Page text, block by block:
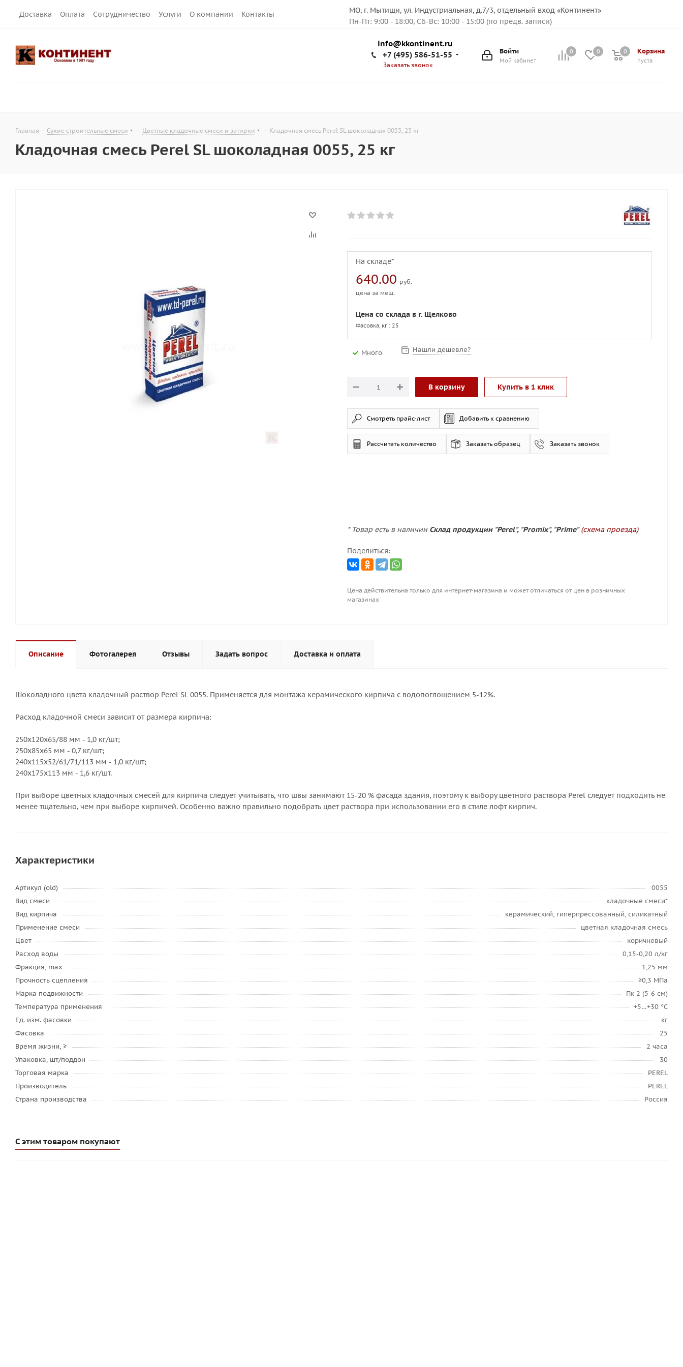
Доставка Оплата Сотрудничество Услуги О компании Контакты
МО, г. Мытищи, ул. Индустриальная, д.7/3, отдельный вход «Континент»
Пн-Пт: 9:00 - 18:00, Сб-Вс: 10:00 - 15:00 (по предв. записи)
0 0 Корзина
пуста
0
Войти
Мой кабинет
info@kkontinent.ru
+7 (495) 586-51-55
Заказать звонок
Главная - Сухие строительные смеси - Цветные кладочные смеси и затирки - Кладочная смесь Perel SL шоколадная 0055, 25 кг
Кладочная смесь Perel SL шоколадная 0055, 25 кг
На складе*
640.00 руб.
цена за меш.
Цена со склада в г. Щелково
Фасовка, кг : 25
Много Нашли дешевле?
В корзину Купить в 1 клик
Смотреть прайс-лист Добавить к сравнению
Рассчитать количество Заказать образец Заказать звонок
* Товар есть в наличии Склад продукции "Perel", "Promix", "Prime" (схема проезда)
Поделиться:
Цена действительна только для интернет-магазина и может отличаться от цен в розничных
магазинах
Описание Фотогалерея Отзывы Задать вопрос Доставка и оплата
Шоколадного цвета кладочный раствор Perel SL 0055. Применяется для монтажа керамического кирпича с водопоглощением 5-12%.
Расход кладочной смеси зависит от размера кирпича:
250х120х65/88 мм - 1,0 кг/шт;
250х85х65 мм - 0,7 кг/шт;
240х115х52/61/71/113 мм - 1,0 кг/шт;
240х175х113 мм - 1,6 кг/шт.
При выборе цветных кладочных смесей для кирпича следует учитывать, что швы занимают 15-20 % фасада здания, поэтому к выбору цветного раствора Perel следует подходить не
менее тщательно, чем при выборе кирпичей. Особенно важно правильно подобрать цвет раствора при использовании его в стиле лофт кирпич.
Характеристики
Артикул (old)
0055
Вид смеси
кладочные смеси*
Вид кирпича
керамический, гиперпрессованный, силикатный
Применение смеси
цветная кладочная смесь
Цвет
коричневый
Расход воды
0,15-0,20 л/кг
Фракция, max
1,25 мм
Прочность сцепления
≥0,3 МПа
Марка подвижности
Пк 2 (5-6 см)
Температура применения
+5…+30 °C
Ед. изм. фасовки
кг
Фасовка
25
Время жизни, ≥
2 часа
Упаковка, шт/поддон
30
Торговая марка
PEREL
Производитель
PEREL
Страна производства
Россия
С этим товаром покупают